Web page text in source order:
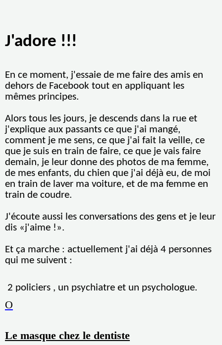
J'adore !!!
En ce moment, j'essaie de me faire des amis en
dehors de Facebook tout en appliquant les
mêmes principes.
Alors tous les jours, je descends dans la rue et
j'explique aux passants ce que j'ai mangé,
comment je me sens, ce que j'ai fait la veille, ce
que je suis en train de faire, ce que je vais faire
demain, je leur donne des photos de ma femme,
de mes enfants, du chien que j'ai déjà eu, de moi
en train de laver ma voiture, et de ma femme en
train de coudre.
J'écoute aussi les conversations des gens et je leur
dis «j'aime !».
Et ça marche : actuellement j'ai déjà 4 personnes
qui me suivent :
2 policiers , un psychiatre et un psychologue.
O
Le masque chez le dentiste